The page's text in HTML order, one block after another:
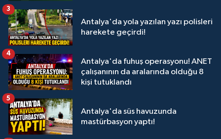
Antalya'da yola yazılan yazı polisleri
harekete geçirdi!
3
Antalya'da fuhuş operasyonu! ANET
çalışanının da aralarında olduğu 8
kişi tutuklandı
4
Antalya'da süs havuzunda
mastürbasyon yaptı!
5